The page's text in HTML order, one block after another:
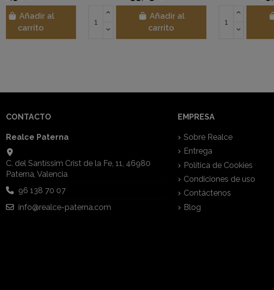
Añadir al
carrito
Añadir al
carrito
CONTACTO
Realce Paterna
C. del Santíssim Crist de la Fe, 11, 46980
Paterna, Valencia
96 138 70 07
info@realce-paterna.com
EMPRESA
Sobre Realce
Entrega
Política de Cookies
Condiciones de uso
Contáctenos
Blog